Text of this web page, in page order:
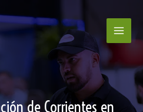
de Corrientes en